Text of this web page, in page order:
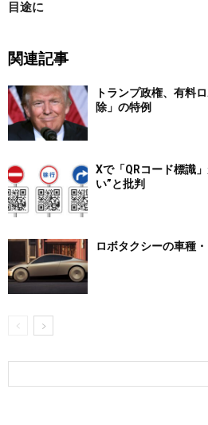
目途に
関連記事
トランプ政権、有料
除」の特例
Xで「QRコード標識
い”と批判
ロボタクシーの車種